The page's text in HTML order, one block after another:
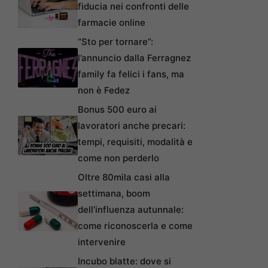
fiducia nei confronti delle
farmacie online
“Sto per tornare”:
l’annuncio dalla Ferragnez
family fa felici i fans, ma
non è Fedez
Bonus 500 euro ai
lavoratori anche precari:
tempi, requisiti, modalità e
come non perderlo
Oltre 80mila casi alla
settimana, boom
dell’influenza autunnale:
come riconoscerla e come
intervenire
Incubo blatte: dove si